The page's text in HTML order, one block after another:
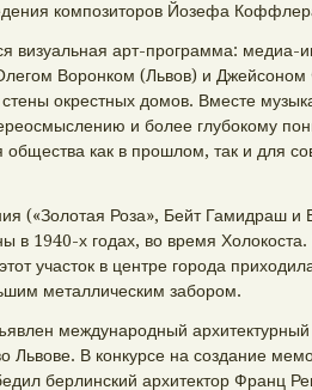
композиторов Йозефа
визуальная арт-программа: медиа-
Воронком (Львов) и
окрестных домов. Вместе
и более глубокому
общества как в прошлом, так и для
(«Золотая Роза», Бейт Гамидраш и
в 1940-х годах, во время
участок в центре города
металлическим забором.
международный архитектурный
Львове. В конкурсе на создание
берлинский архитектор Франц